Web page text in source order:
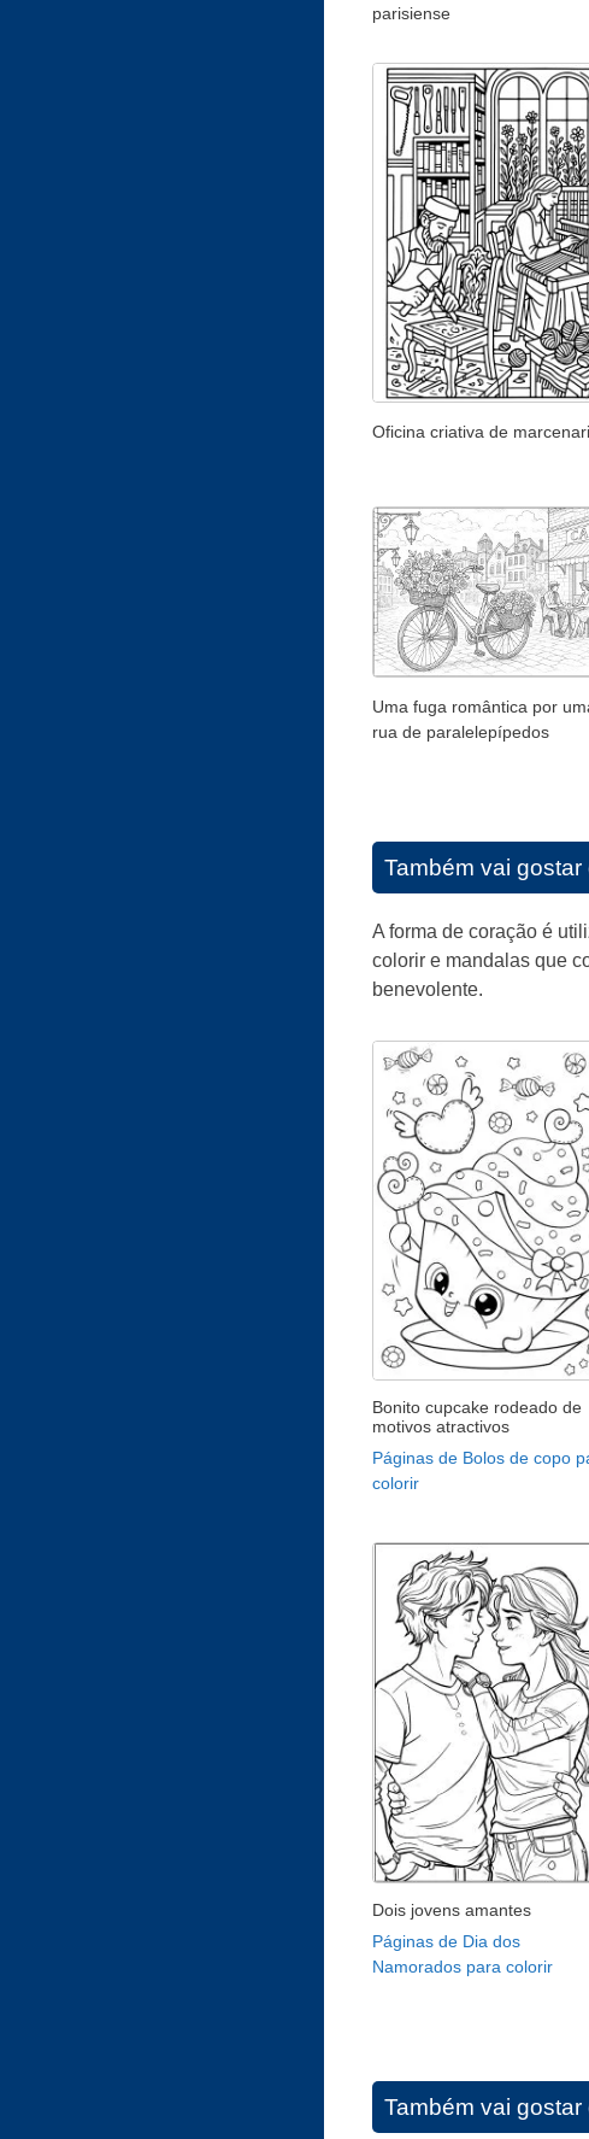
parisiense
Oficina criativa de
Uma fuga romântica por
rua de paralelepípedos
Também vai gostar
A forma de coração é
colorir e mandalas que
benevolente.
Bonito cupcake rodeado de
motivos atractivos
Páginas de Bolos de copo
colorir
Dois jovens amantes
Páginas de Dia dos
Namorados para colorir
Também vai gostar